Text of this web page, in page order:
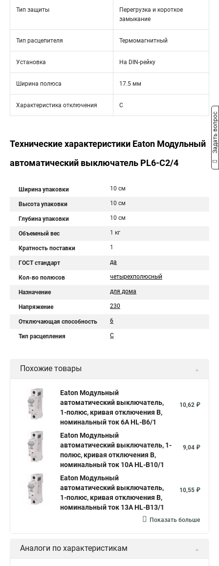
Тип защиты
Перегрузка и короткое
замыкание
Тип расцепителя Термомагнитный
Установка На DIN-рейку
Ширина полюса 17.5 мм
Характеристика отключения C
Технические характеристики Eaton Модульный
автоматический выключатель PL6-C2/4
Ширина упаковки 10 см
Высота упаковки 10 см
Глубина упаковки 10 см
Объемный вес 1 кг
Кратность поставки 1
ГОСТ стандарт да
Кол-во полюсов четырехполюсный
Назначение для дома
Напряжение 230
Отключающая способность 6
Тип расцепления C
Похожие товары
Eaton Модульный
автоматический выключатель,
1-полюс, кривая отключения B,
номинальный ток 6А HL-B6/1
10,62 ₽
Eaton Модульный
автоматический выключатель, 1-
полюс, кривая отключения B,
номинальный ток 10А HL-B10/1
9,04 ₽
Eaton Модульный
автоматический выключатель,
1-полюс, кривая отключения B,
номинальный ток 13А HL-B13/1
10,55 ₽
Показать больше
Аналоги по характеристикам
Задать вопрос